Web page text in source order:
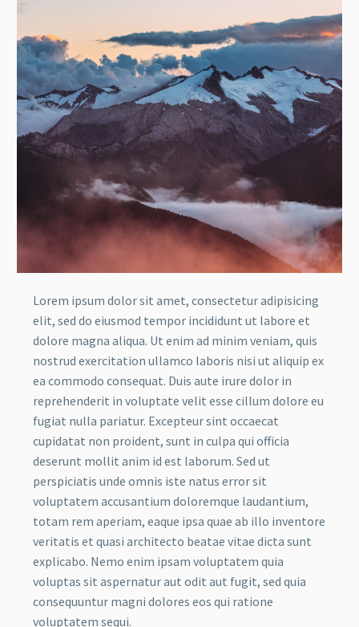
Lorem ipsum dolor sit amet, consectetur adipisicing
elit, sed do eiusmod tempor incididunt ut labore et
dolore magna aliqua. Ut enim ad minim veniam, quis
nostrud exercitation ullamco laboris nisi ut aliquip ex
ea commodo consequat. Duis aute irure dolor in
reprehenderit in voluptate velit esse cillum dolore eu
fugiat nulla pariatur. Excepteur sint occaecat
cupidatat non proident, sunt in culpa qui officia
deserunt mollit anim id est laborum. Sed ut
perspiciatis unde omnis iste natus error sit
voluptatem accusantium doloremque laudantium,
totam rem aperiam, eaque ipsa quae ab illo inventore
veritatis et quasi architecto beatae vitae dicta sunt
explicabo. Nemo enim ipsam voluptatem quia
voluptas sit aspernatur aut odit aut fugit, sed quia
consequuntur magni dolores eos qui ratione
voluptatem sequi.